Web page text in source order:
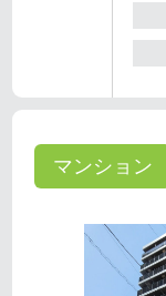
マンション